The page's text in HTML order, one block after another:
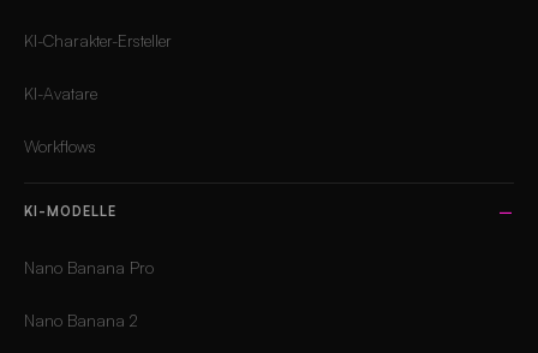
KI-Charakter-Ersteller
KI-Avatare
Workflows
KI-MODELLE
Nano Banana Pro
Nano Banana 2